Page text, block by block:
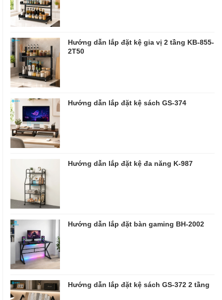
Hướng dẫn lắp đặt kệ gia vị 2 tầng KB-855-
2T50
Hướng dẫn lắp đặt kệ sách GS-374
Hướng dẫn lắp đặt kệ đa năng K-987
Hướng dẫn lắp đặt bàn gaming BH-2002
Hướng dẫn lắp đặt kệ sách GS-372 2 tầng